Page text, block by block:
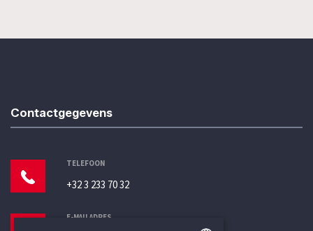
Contactgegevens
TELEFOON
+32 3 233 70 32
E-MAILADRES